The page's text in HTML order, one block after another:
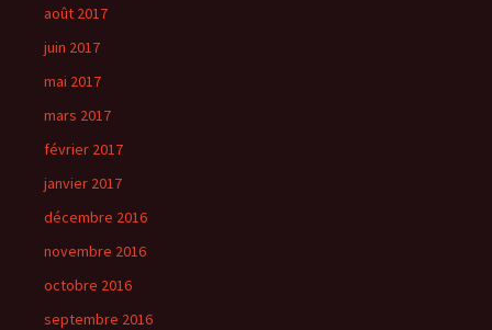
août 2017
juin 2017
mai 2017
mars 2017
février 2017
janvier 2017
décembre 2016
novembre 2016
octobre 2016
septembre 2016